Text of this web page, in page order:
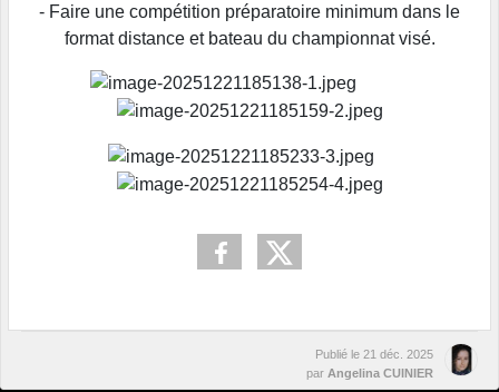
- Faire une compétition préparatoire minimum dans le
format distance et bateau du championnat visé.
Publié le 21 déc. 2025
par Angelina CUINIER